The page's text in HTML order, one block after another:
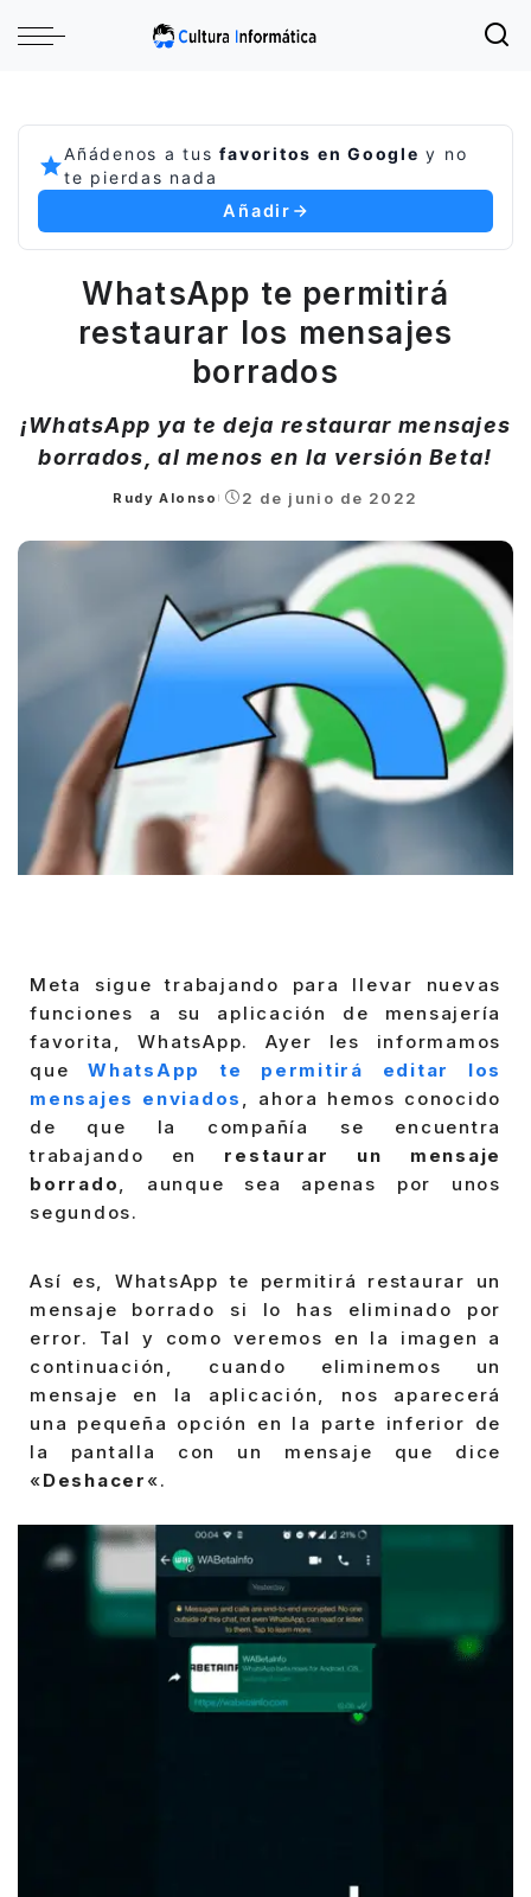
Añádenos a tusfavoritos en Google y no
te pierdas nada
Añadir
WhatsApp te permitirá
restaurar los mensajes
borrados
¡WhatsApp ya te deja restaurar mensajes
borrados, al menos en la versión Beta!
Posted
Rudy Alonso 2 de junio de 2022
Meta sigue trabajando para llevar nuevas
funciones a su aplicación de mensajería
favorita, WhatsApp. Ayer les informamos
que WhatsApp te permitirá editar los
mensajes enviados , ahora hemos conocido
de que la compañía se encuentra
trabajando en
restaurar un mensaje
borrado, aunque sea apenas por unos
segundos.
Así es, WhatsApp te permitirá restaurar un
mensaje borrado si lo has eliminado por
error. Tal y como veremos en la imagen a
continuación, cuando eliminemos un
mensaje en la aplicación, nos aparecerá
una pequeña opción en la parte inferior de
la pantalla con un mensaje que dice
«Deshacer «.